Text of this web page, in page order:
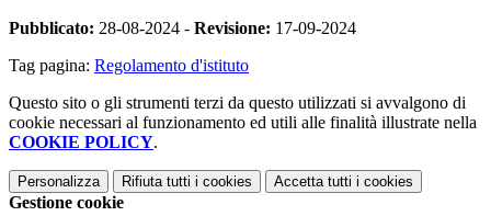
Pubblicato: 28-08-2024 - Revisione: 17-09-2024
Tag pagina: Regolamento d'istituto
Questo sito o gli strumenti terzi da questo utilizzati si avvalgono di
cookie necessari al funzionamento ed utili alle finalità illustrate nella
COOKIE POLICY.
Personalizza Rifiuta tutti i cookies Accetta tutti i cookies
Gestione cookie